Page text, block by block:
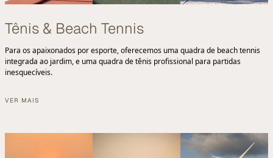
Tênis & Beach Tennis
Para os apaixonados por esporte, oferecemos uma quadra de beach tennis
integrada ao jardim, e uma quadra de tênis profissional para partidas
inesquecíveis.
VER MAIS